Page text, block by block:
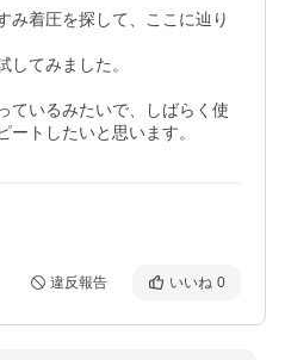
み着圧を探して、ここに辿り
してみました。
ているみたいで、しばらく使
違反報告 いいね 0